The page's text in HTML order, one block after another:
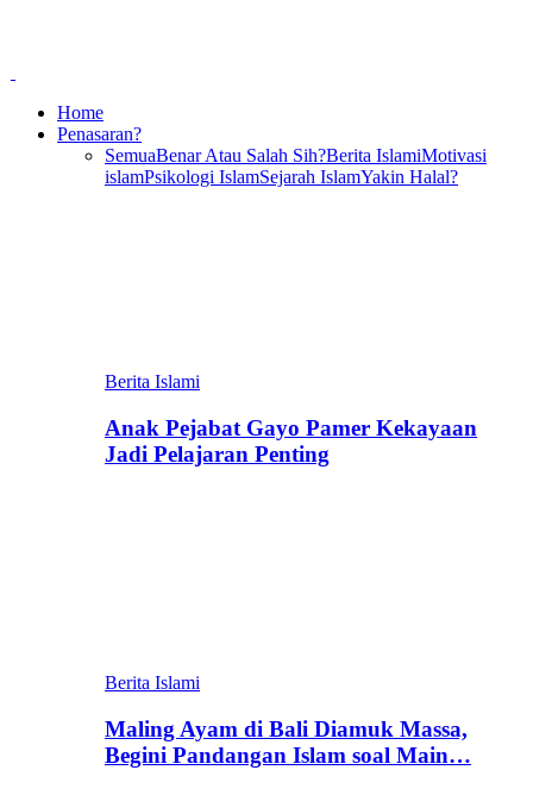
Home
Penasaran?
SemuaBenar Atau Salah Sih?Berita IslamiMotivasi
islamPsikologi IslamSejarah IslamYakin Halal?
Berita Islami
Anak Pejabat Gayo Pamer Kekayaan
Jadi Pelajaran Penting
Berita Islami
Maling Ayam di Bali Diamuk Massa,
Begini Pandangan Islam soal Main…